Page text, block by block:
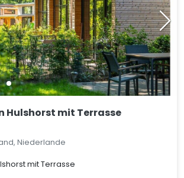
Hulshorst mit Terrasse
Niederlande
mit Terrasse